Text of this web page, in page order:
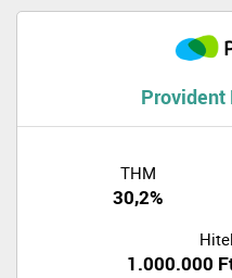
Provident
THM
30,2%
1.000.000